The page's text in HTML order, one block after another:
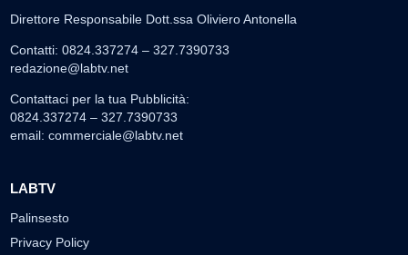
Direttore Responsabile Dott.ssa Oliviero Antonella
Contatti: 0824.337274 – 327.7390733
redazione@labtv.net
Contattaci per la tua Pubblicità:
0824.337274 – 327.7390733
email: commerciale@labtv.net
LABTV
Palinsesto
Privacy Policy